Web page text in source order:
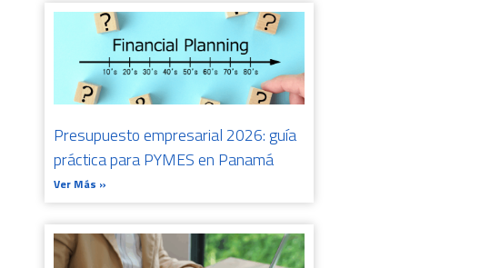
Presupuesto empresarial 2026: guía
práctica para PYMES en Panamá
Ver Más »